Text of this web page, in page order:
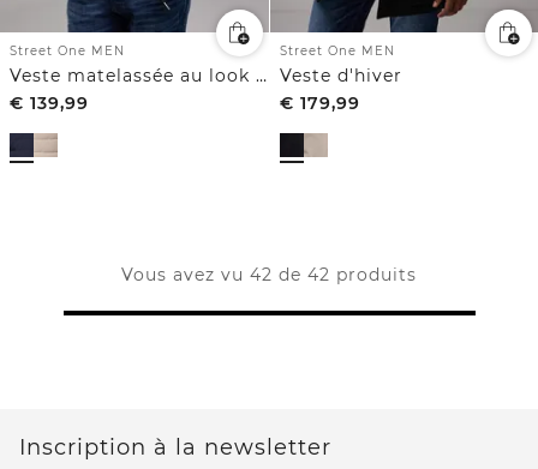
Street One MEN
Veste matelassée au look biker
€ 139,99
Street One MEN
Veste d'hiver
€ 179,99
Vous avez vu 42 de 42 produits
Inscription à la newsletter